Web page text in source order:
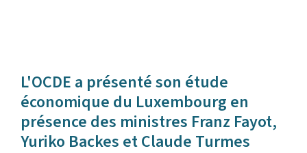
L'OCDE a présenté son étude
économique du Luxembourg en
présence des ministres Franz Fayot,
Yuriko Backes et Claude Turmes